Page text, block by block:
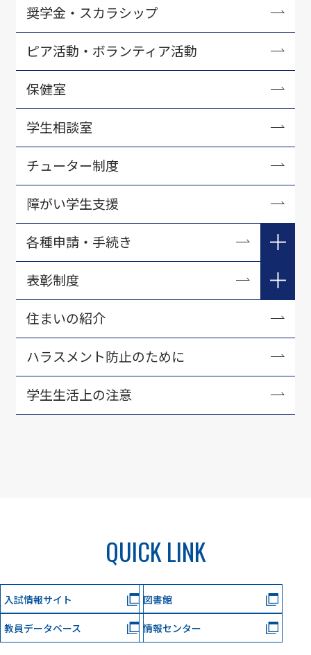
LSCセミナー
学習支援センター刊行物
奨学金・スカラシップ
ピア活動・ボランティア活動
保健室
学生相談室
チューター制度
障がい学生支援
各種申請・手続き
学生生活各種手続き
証明書について
アルバイト紹介
学生生活に役立つ刊行物・資料
各種相談・支援窓口
表彰制度
学長表彰
資格取得表彰
住まいの紹介
ハラスメント防止のために
学生生活上の注意
QUICK LINK
入試情報サイト 図書館
教員データベース 情報センター